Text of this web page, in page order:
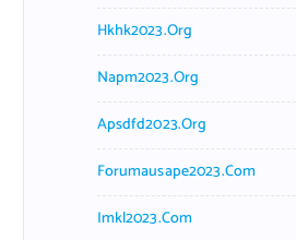
Hkhk2023.org
Napm2023.org
Apsdfd2023.org
Forumausape2023.com
Imkl2023.com